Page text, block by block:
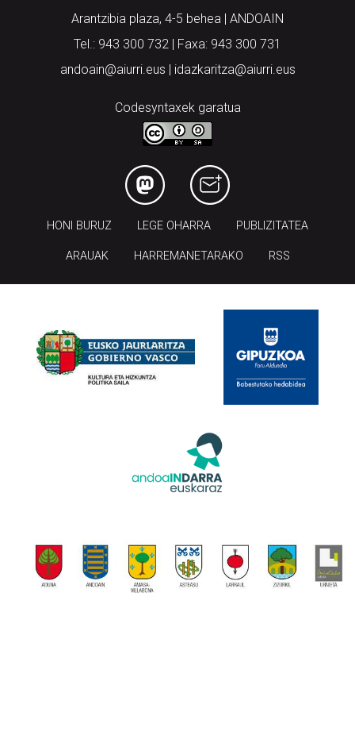
Arantzibia plaza, 4-5 behea | ANDOAIN
Tel.: 943 300 732 | Faxa: 943 300 731
andoain@aiurri.eus | idazkaritza@aiurri.eus
Codesyntaxek garatua
HONI BURUZ LEGE OHARRA PUBLIZITATEA
ARAUAK HARREMANETARAKO RSS